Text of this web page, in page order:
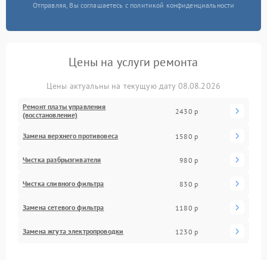
Отправляя, Вы соглашаетесь с политикой конфиденциальности
Цены на услуги ремонта
Цены актуальны на текущую дату 08.08.2026
Ремонт платы управления
(восстановление)
2430 р
Замена верхнего противовеса 1580 р
Чистка разбрызгивателя 980 р
Чистка сливного фильтра 830 р
Замена сетевого фильтра 1180 р
Замена жгута электропроводки 1230 р